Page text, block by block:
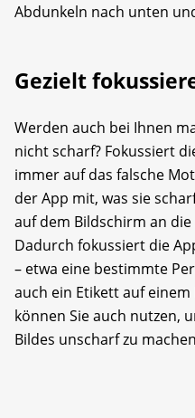
Abdunkeln nach unten
Gezielt
Werden auch bei Ihnen
nicht scharf? Fokussiert
immer auf das falsche
der App mit, was sie
auf dem Bildschirm an
Dadurch fokussiert die
– etwa eine bestimmte
auch ein Etikett auf
können Sie auch nutzen,
Bildes unscharf zu